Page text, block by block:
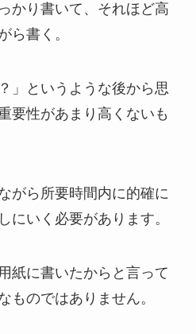
かり書いて、それほど高
ら書く。
」というような後から思
要性があまり高くないも
がら所要時間内に的確に
にいく必要があります。
紙に書いたからと言って
ものではありません。